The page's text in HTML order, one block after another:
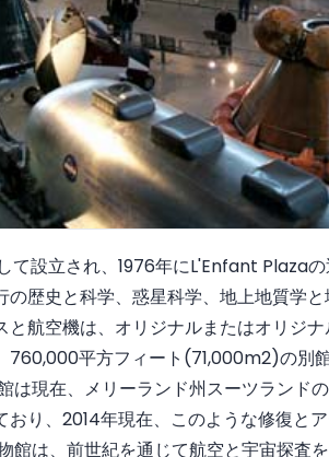
て設立され、1976年にL'Enfant Plaza
歴史と科学、惑星科学、地上地質学
と航空機は、オリジナルまたはオリジ
760,000平方フィート(71,000m2)の
は現在、メリーランド州スーツランド
おり、2014年現在、このような修復
館は、前世紀を通じて航空と宇宙探査